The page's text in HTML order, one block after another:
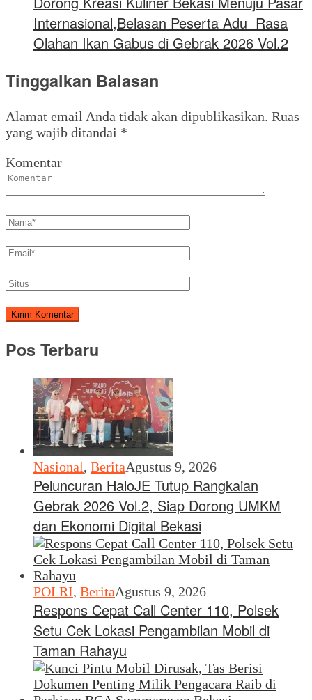
Internasional,Belasan Peserta Adu Rasa
Olahan Ikan Gabus di Gebrak 2026 Vol.2
Tinggalkan Balasan
Alamat email Anda tidak akan dipublikasikan. Ruas
yang wajib ditandai *
Komentar
Pos Terbaru
Nasional, BeritaAgustus 9, 2026
Peluncuran HaloJE Tutup Rangkaian
Gebrak 2026 Vol.2, Siap Dorong UMKM
dan Ekonomi Digital Bekasi
POLRI, BeritaAgustus 9, 2026
Respons Cepat Call Center 110, Polsek
Setu Cek Lokasi Pengambilan Mobil di
Taman Rahayu